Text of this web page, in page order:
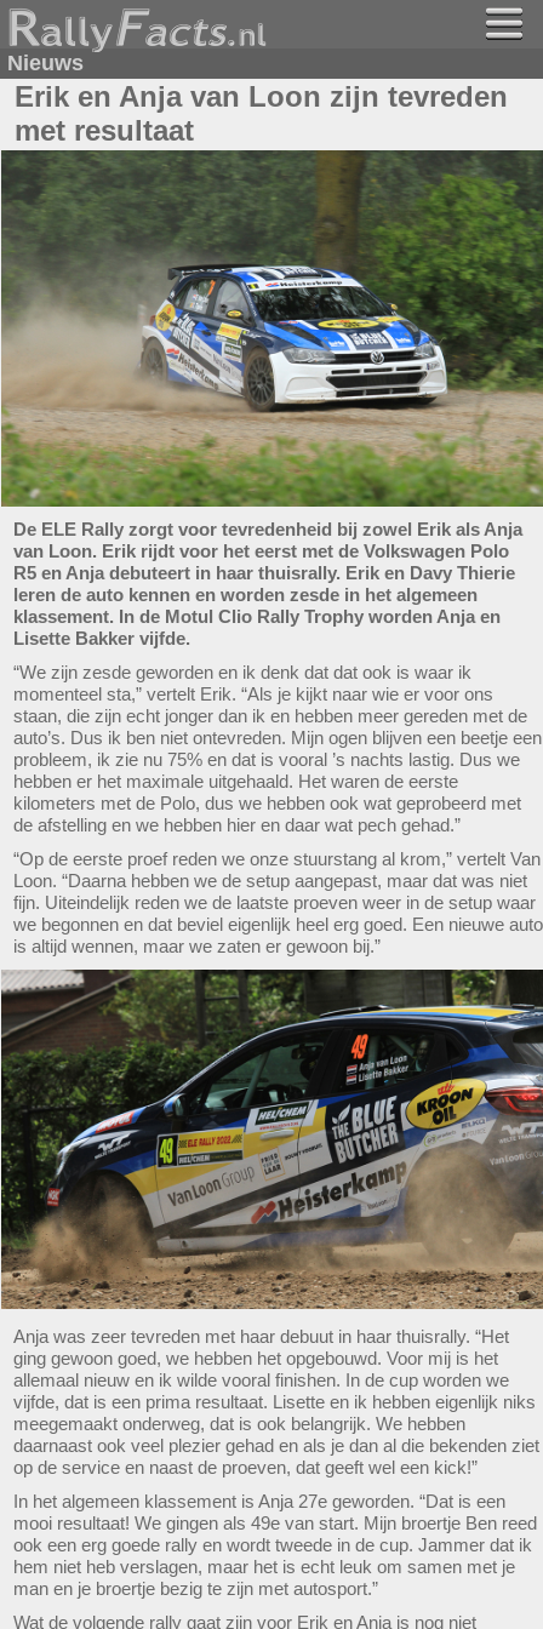
Nieuws
Erik en Anja van Loon zijn tevreden
met resultaat
De ELE Rally zorgt voor tevredenheid bij zowel Erik als Anja
van Loon. Erik rijdt voor het eerst met de Volkswagen Polo
R5 en Anja debuteert in haar thuisrally. Erik en Davy Thierie
leren de auto kennen en worden zesde in het algemeen
klassement. In de Motul Clio Rally Trophy worden Anja en
Lisette Bakker vijfde.
“We zijn zesde geworden en ik denk dat dat ook is waar ik
momenteel sta,” vertelt Erik. “Als je kijkt naar wie er voor ons
staan, die zijn echt jonger dan ik en hebben meer gereden met de
auto’s. Dus ik ben niet ontevreden. Mijn ogen blijven een beetje een
probleem, ik zie nu 75% en dat is vooral ’s nachts lastig. Dus we
hebben er het maximale uitgehaald. Het waren de eerste
kilometers met de Polo, dus we hebben ook wat geprobeerd met
de afstelling en we hebben hier en daar wat pech gehad.”
“Op de eerste proef reden we onze stuurstang al krom,” vertelt Van
Loon. “Daarna hebben we de setup aangepast, maar dat was niet
fijn. Uiteindelijk reden we de laatste proeven weer in de setup waar
we begonnen en dat beviel eigenlijk heel erg goed. Een nieuwe auto
is altijd wennen, maar we zaten er gewoon bij.”
Anja was zeer tevreden met haar debuut in haar thuisrally. “Het
ging gewoon goed, we hebben het opgebouwd. Voor mij is het
allemaal nieuw en ik wilde vooral finishen. In de cup worden we
vijfde, dat is een prima resultaat. Lisette en ik hebben eigenlijk niks
meegemaakt onderweg, dat is ook belangrijk. We hebben
daarnaast ook veel plezier gehad en als je dan al die bekenden ziet
op de service en naast de proeven, dat geeft wel een kick!”
In het algemeen klassement is Anja 27e geworden. “Dat is een
mooi resultaat! We gingen als 49e van start. Mijn broertje Ben reed
ook een erg goede rally en wordt tweede in de cup. Jammer dat ik
hem niet heb verslagen, maar het is echt leuk om samen met je
man en je broertje bezig te zijn met autosport.”
Wat de volgende rally gaat zijn voor Erik en Anja is nog niet